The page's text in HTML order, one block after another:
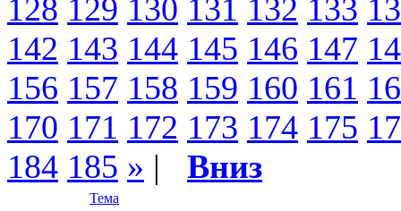
128 129 130 131 132 133
142 143 144 145 146 147
156 157 158 159 160 161
170 171 172 173 174 175
184 185 » | Вниз
Тема